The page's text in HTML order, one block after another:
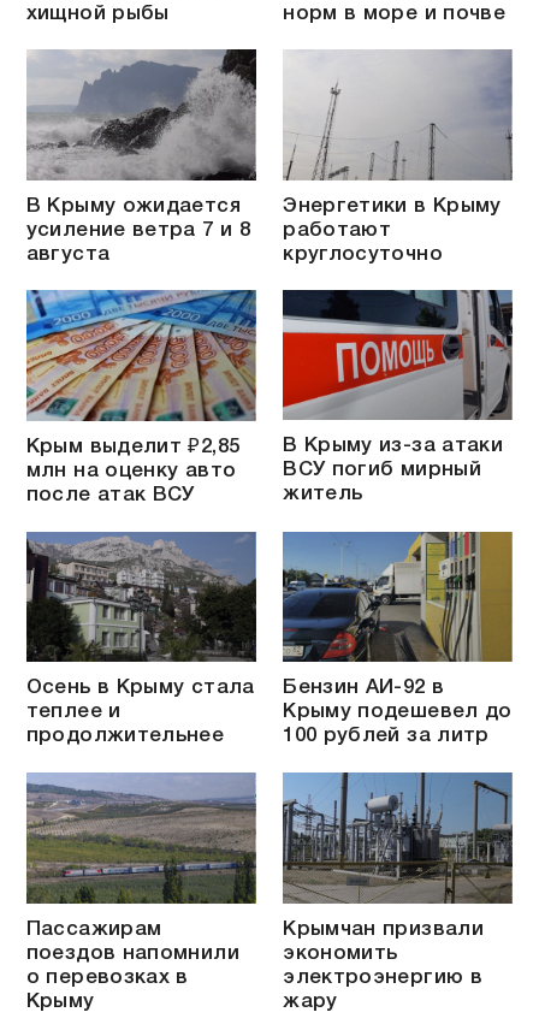
хищной рыбы
норм в море и почве
В Крыму ожидается
усиление ветра 7 и 8
августа
Энергетики в Крыму
работают
круглосуточно
Крым выделит ₽2,85
млн на оценку авто
после атак ВСУ
В Крыму из-за атаки
ВСУ погиб мирный
житель
Осень в Крыму стала
теплее и
продолжительнее
Бензин АИ-92 в
Крыму подешевел до
100 рублей за литр
Пассажирам
поездов напомнили
о перевозках в
Крыму
Крымчан призвали
экономить
электроэнергию в
жару